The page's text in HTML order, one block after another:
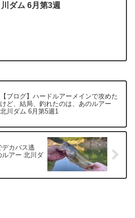
川ダム 6月第3週
【ブログ】ハードルアーメインで攻めた
けど、結局、釣れたのは、あのルアー
北川ダム 6月第5週1
デカバス逃
ルアー 北川ダ